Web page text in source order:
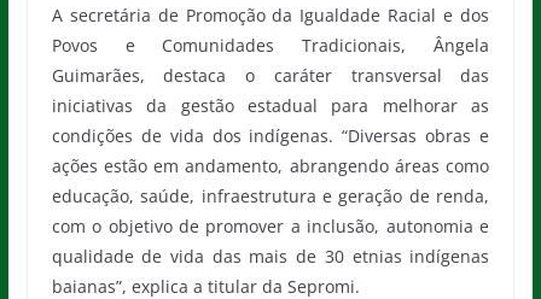
A secretária de Promoção da Igualdade Racial e dos
Povos e Comunidades Tradicionais, Ângela
Guimarães, destaca o caráter transversal das
iniciativas da gestão estadual para melhorar as
condições de vida dos indígenas. “Diversas obras e
ações estão em andamento, abrangendo áreas como
educação, saúde, infraestrutura e geração de renda,
com o objetivo de promover a inclusão, autonomia e
qualidade de vida das mais de 30 etnias indígenas
baianas”, explica a titular da Sepromi.